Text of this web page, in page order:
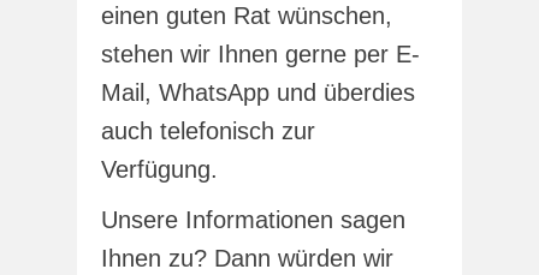
einen guten Rat wünschen,
stehen wir Ihnen gerne per E-
Mail, WhatsApp und überdies
auch telefonisch zur
Verfügung.
Unsere Informationen sagen
Ihnen zu? Dann würden wir